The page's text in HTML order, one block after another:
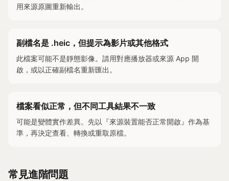
用來源原圖重新輸出。
副檔名是 .heic，但提示為影片或其他格式
此檔案可能不是靜態影像。請用對應播放器或來源 App 開
啟，或以正確副檔名重新匯出。
檔案看似正常，但不同工具結果不一致
可能是變體實作差異。先以『來源裝置能否正常開啟』作為基
準，再決定查看、轉換或重取原檔。
常見進階問題